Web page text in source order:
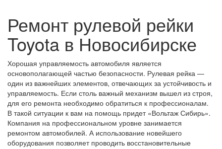
Ремонт рулевой рейки
Toyota в Новосибирске
Хорошая управляемость автомобиля является
основополагающей частью безопасности. Рулевая рейка —
один из важнейших элементов, отвечающих за устойчивость и
управляемость. Если столь важный механизм вышел из строя,
для его ремонта необходимо обратиться к профессионалам.
В такой ситуации к вам на помощь придет «Вольтаж Сибирь».
Компания на профессиональном уровне занимается
ремонтом автомобилей. А использование новейшего
оборудования позволяет проводить восстановительные